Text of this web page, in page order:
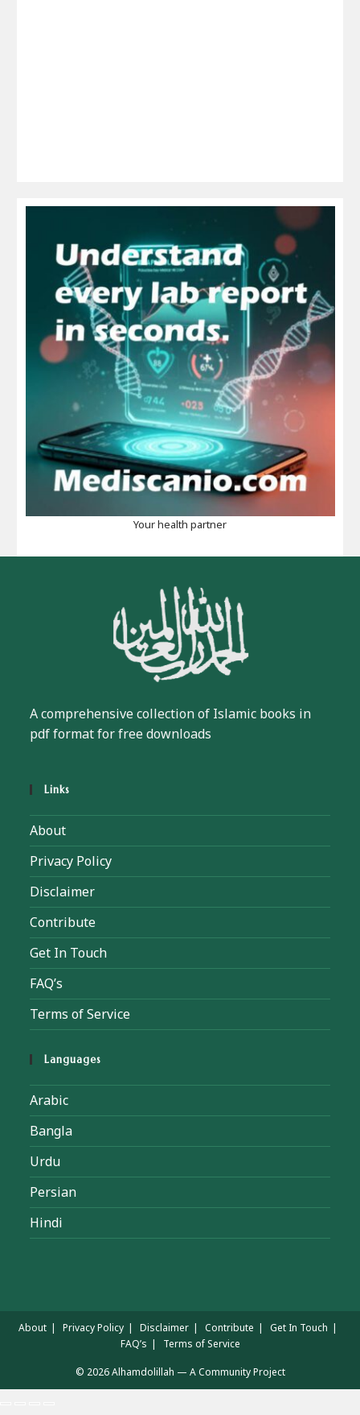
Your health partner
A comprehensive collection of Islamic books in
pdf format for free downloads
Links
About
Privacy Policy
Disclaimer
Contribute
Get In Touch
FAQ’s
Terms of Service
Languages
Arabic
Bangla
Urdu
Persian
Hindi
About Privacy Policy Disclaimer Contribute
Get In Touch
FAQ’s
Terms of Service
© 2026 Alhamdolillah — A Community Project